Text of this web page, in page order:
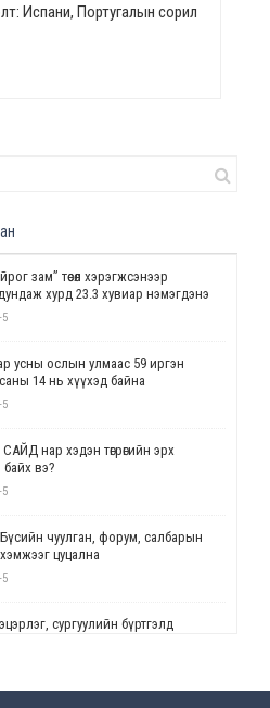
Испани, Португалын сорил
зам” төсөл хэрэгжсэнээр
дундаж хурд 23.3 хувиар нэмэгдэнэ
усны ослын улмаас 59 иргэн
14 нь хүүхэд байна
нар хэдэн төгрөгийн эрх
вэ?
чуулган, форум, салбарын
цуцална
сургуулийн бүртгэлд